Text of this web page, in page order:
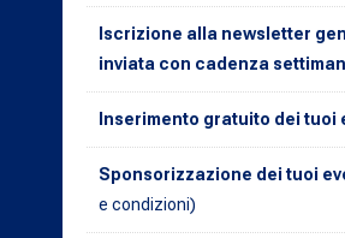
Iscrizione alla newsletter
inviata con cadenza
Inserimento gratuito dei tuoi
Sponsorizzazione dei tuoi
e condizioni)